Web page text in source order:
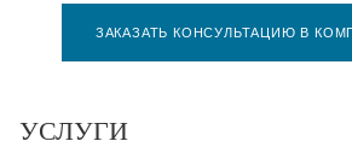
ЗАКАЗАТЬ КОНСУЛЬТАЦИЮ В
УСЛУГИ